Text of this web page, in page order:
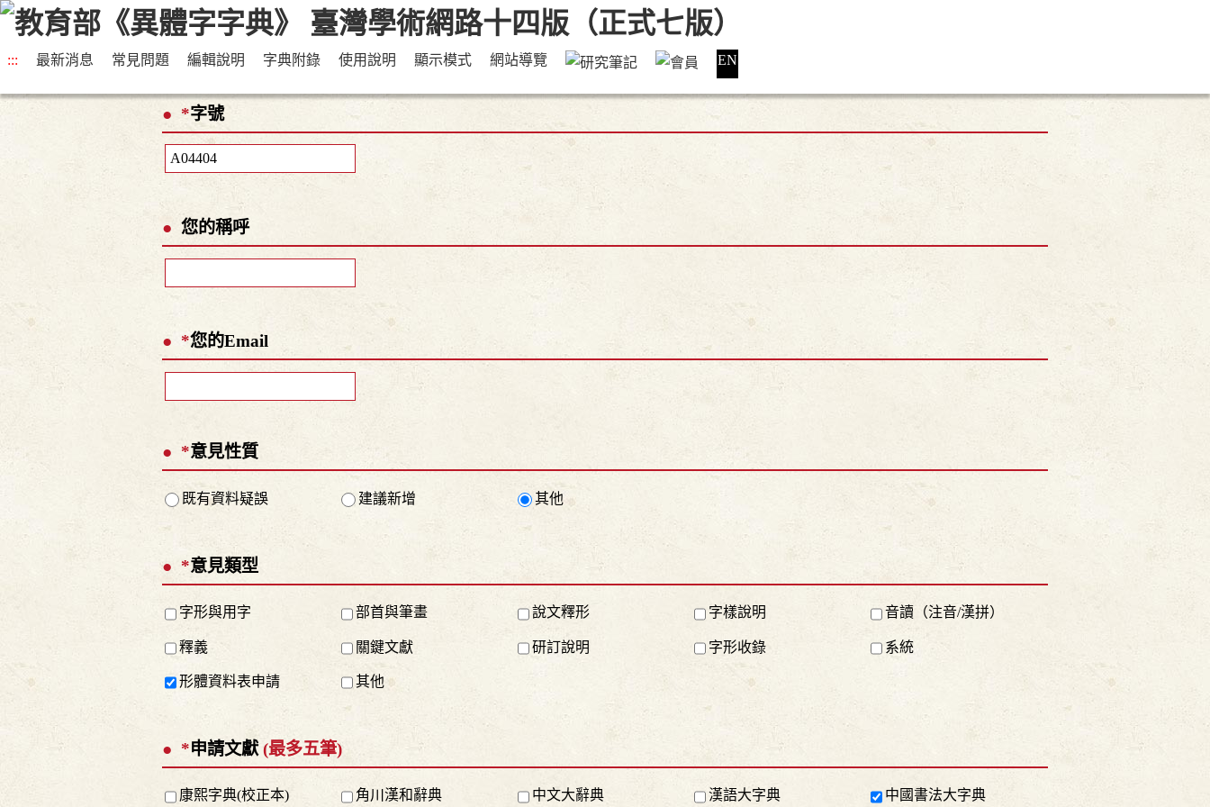
::: 最新消息 常見問題 編輯說明 字典附錄 使用說明 顯示模式 網站導覽 EN
*字號
您的稱呼
*您的Email
*意見性質
既有資料疑誤 建議新增 其他
*意見類型
字形與用字 部首與筆畫 說文釋形 字樣說明 音讀（注音/漢拼）
釋義 關鍵文獻 研訂說明 字形收錄 系統
形體資料表申請 其他
*申請文獻(最多五筆)
康熙字典(校正本) 角川漢和辭典 中文大辭典 漢語大字典 中國書法大字典